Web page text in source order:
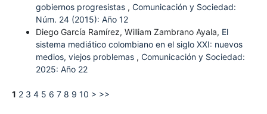
gobiernos progresistas , Comunicación y Sociedad:
Núm. 24 (2015): Año 12
Diego García Ramírez, William Zambrano Ayala, El
sistema mediático colombiano en el siglo XXI: nuevos
medios, viejos problemas , Comunicación y Sociedad:
2025: Año 22
1 2 3 4 5 6 7 8 9 10 > >>